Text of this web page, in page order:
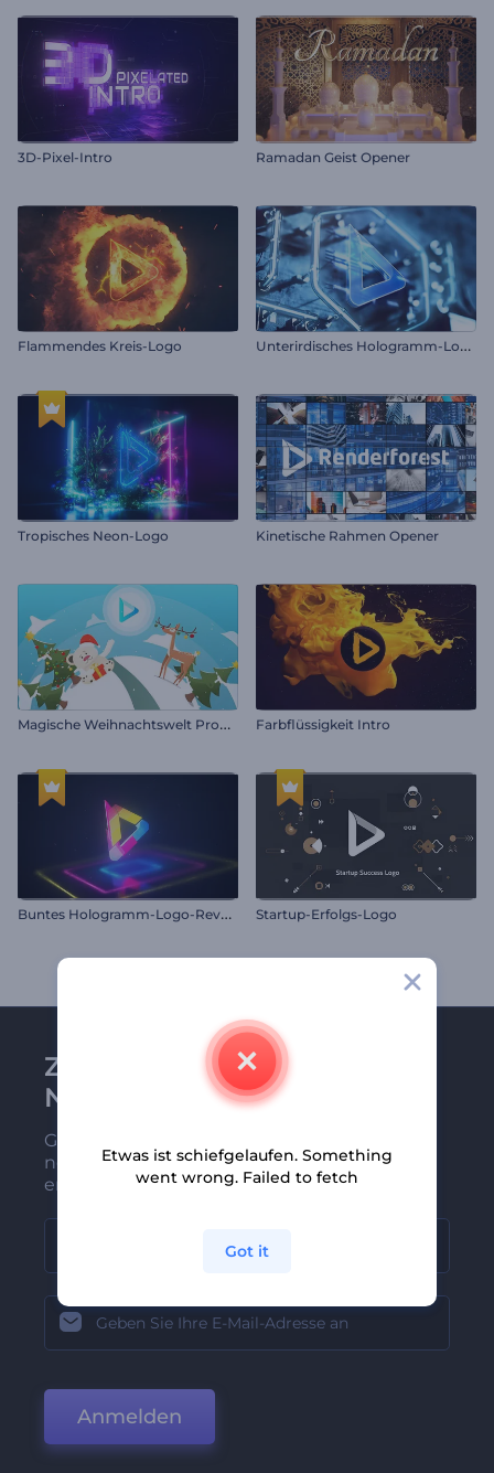
3D-Pixel-Intro Ramadan Geist Opener
Flammendes Kreis-Logo U
nterirdisches Hologramm-Logo
Tropisches Neon-Logo Kinetische Rahmen Opener
M
agische Weihnachtswelt Promo Farbflüssigkeit Intro
B
untes Hologramm-Logo-Reveal Startup-Erfolgs-Logo
Zu Renderforest-
Newsletter anmelden
Gehören Sie zu den Ersten, die unsere
neuesten Nachrichten und Angebote
erhalten
Anmelden
Etwas ist schiefgelaufen. Something
went wrong. Failed to fetch
Got it